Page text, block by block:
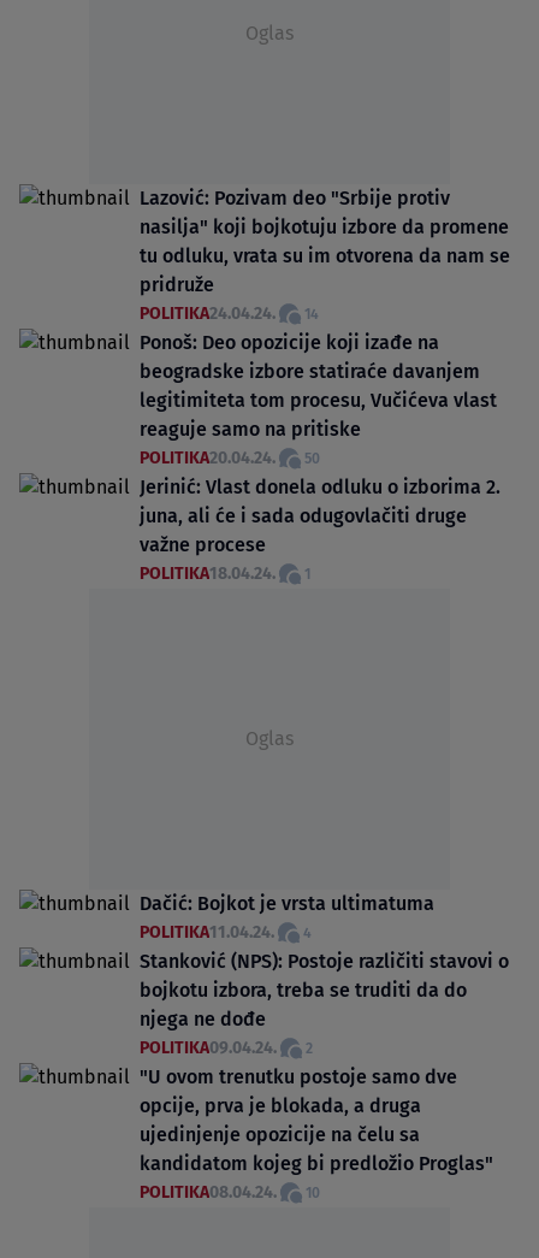
Oglas
Lazović: Pozivam deo "Srbije protiv
nasilja" koji bojkotuju izbore da promene
tu odluku, vrata su im otvorena da nam se
pridruže
POLITIKA24.04.24. 14
Ponoš: Deo opozicije koji izađe na
beogradske izbore statiraće davanjem
legitimiteta tom procesu, Vučićeva vlast
reaguje samo na pritiske
POLITIKA20.04.24. 50
Jerinić: Vlast donela odluku o izborima 2.
juna, ali će i sada odugovlačiti druge
važne procese
POLITIKA18.04.24. 1
Oglas
Dačić: Bojkot je vrsta ultimatuma
POLITIKA11.04.24. 4
Stanković (NPS): Postoje različiti stavovi o
bojkotu izbora, treba se truditi da do
njega ne dođe
POLITIKA09.04.24. 2
"U ovom trenutku postoje samo dve
opcije, prva je blokada, a druga
ujedinjenje opozicije na čelu sa
kandidatom kojeg bi predložio Proglas"
POLITIKA08.04.24. 10